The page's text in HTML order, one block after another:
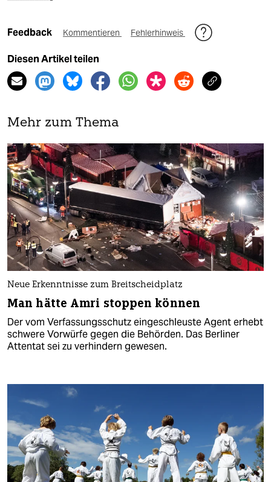
Feedback Kommentieren Fehlerhinweis
Diesen Artikel teilen
Mehr zum Thema
Neue Erkenntnisse zum Breitscheidplatz
Man hätte Amri stoppen können
Der vom Verfassungsschutz eingeschleuste Agent erhebt
schwere Vorwürfe gegen die Behörden. Das Berliner
Attentat sei zu verhindern gewesen.